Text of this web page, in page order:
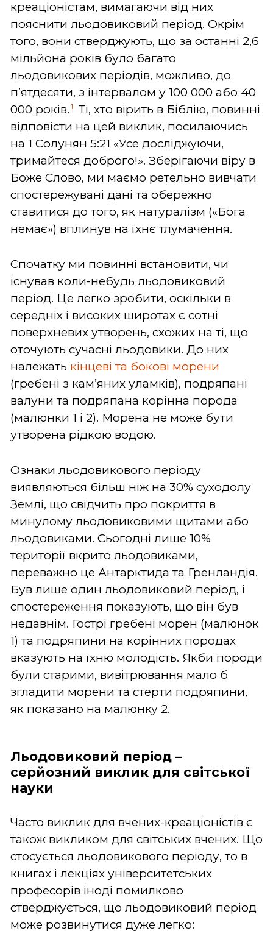
креаціоністам, вимагаючи від них
пояснити льодовиковий період. Окрім
того, вони стверджують, що за останні 2,6
мільйона років було багато
льодовикових періодів, можливо, до
п’ятдесяти, з інтервалом у 100 000 або 40
000 років. 1
Ті, хто вірить в Біблію, повинні
відповісти на цей виклик, посилаючись
на 1 Солунян 5:21 «Усе досліджуючи,
тримайтеся доброго!». Зберігаючи віру в
Боже Слово, ми маємо ретельно вивчати
спостережувані дані та обережно
ставитися до того, як натуралізм («Бога
немає») вплинув на їхнє тлумачення.
Спочатку ми повинні встановити, чи
існував коли-небудь льодовиковий
період. Це легко зробити, оскільки в
середніх і високих широтах є сотні
поверхневих утворень, схожих на ті, що
оточують сучасні льодовики. До них
належать кінцеві та бокові морени
(гребені з кам’яних уламків), подряпані
валуни та подряпана корінна порода
(малюнки 1 і 2). Морена не може бути
утворена рідкою водою.
Ознаки льодовикового періоду
виявляються більш ніж на 30% суходолу
Землі, що свідчить про покриття в
минулому льодовиковими щитами або
льодовиками. Сьогодні лише 10%
території вкрито льодовиками,
переважно це Антарктида та Гренландія.
Був лише один льодовиковий період, і
спостереження показують, що він був
недавнім. Гострі гребені морен (малюнок
1) та подряпини на корінних породах
вказують на їхню молодість. Якби породи
були старими, вивітрювання мало б
згладити морени та стерти подряпини,
як показано на малюнку 2.
Льодовиковий період –
серйозний виклик для світської
науки
Часто виклик для вчених-креаціоністів є
також викликом для світських вчених. Що
стосується льодовикового періоду, то в
книгах і лекціях університетських
професорів іноді помилково
стверджується, що льодовиковий період
може розвинутися дуже легко: